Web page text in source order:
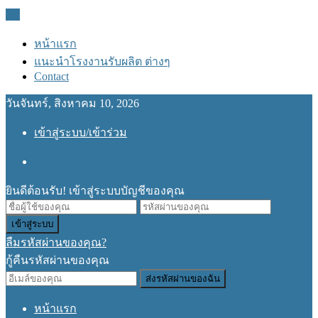
หน้าแรก
แนะนำโรงงานรับผลิต ต่างๆ
Contact
วันจันทร์, สิงหาคม 10, 2026
เข้าสู่ระบบ/เข้าร่วม
ยินดีต้อนรับ! เข้าสู่ระบบบัญชีของคุณ
ลืมรหัสผ่านของคุณ?
กู้คืนรหัสผ่านของคุณ
หน้าแรก